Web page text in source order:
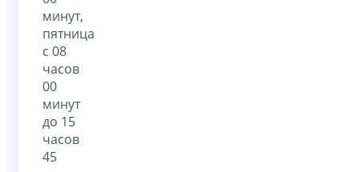
минут,
пятница
с 08
часов
00
минут
до 15
часов
45